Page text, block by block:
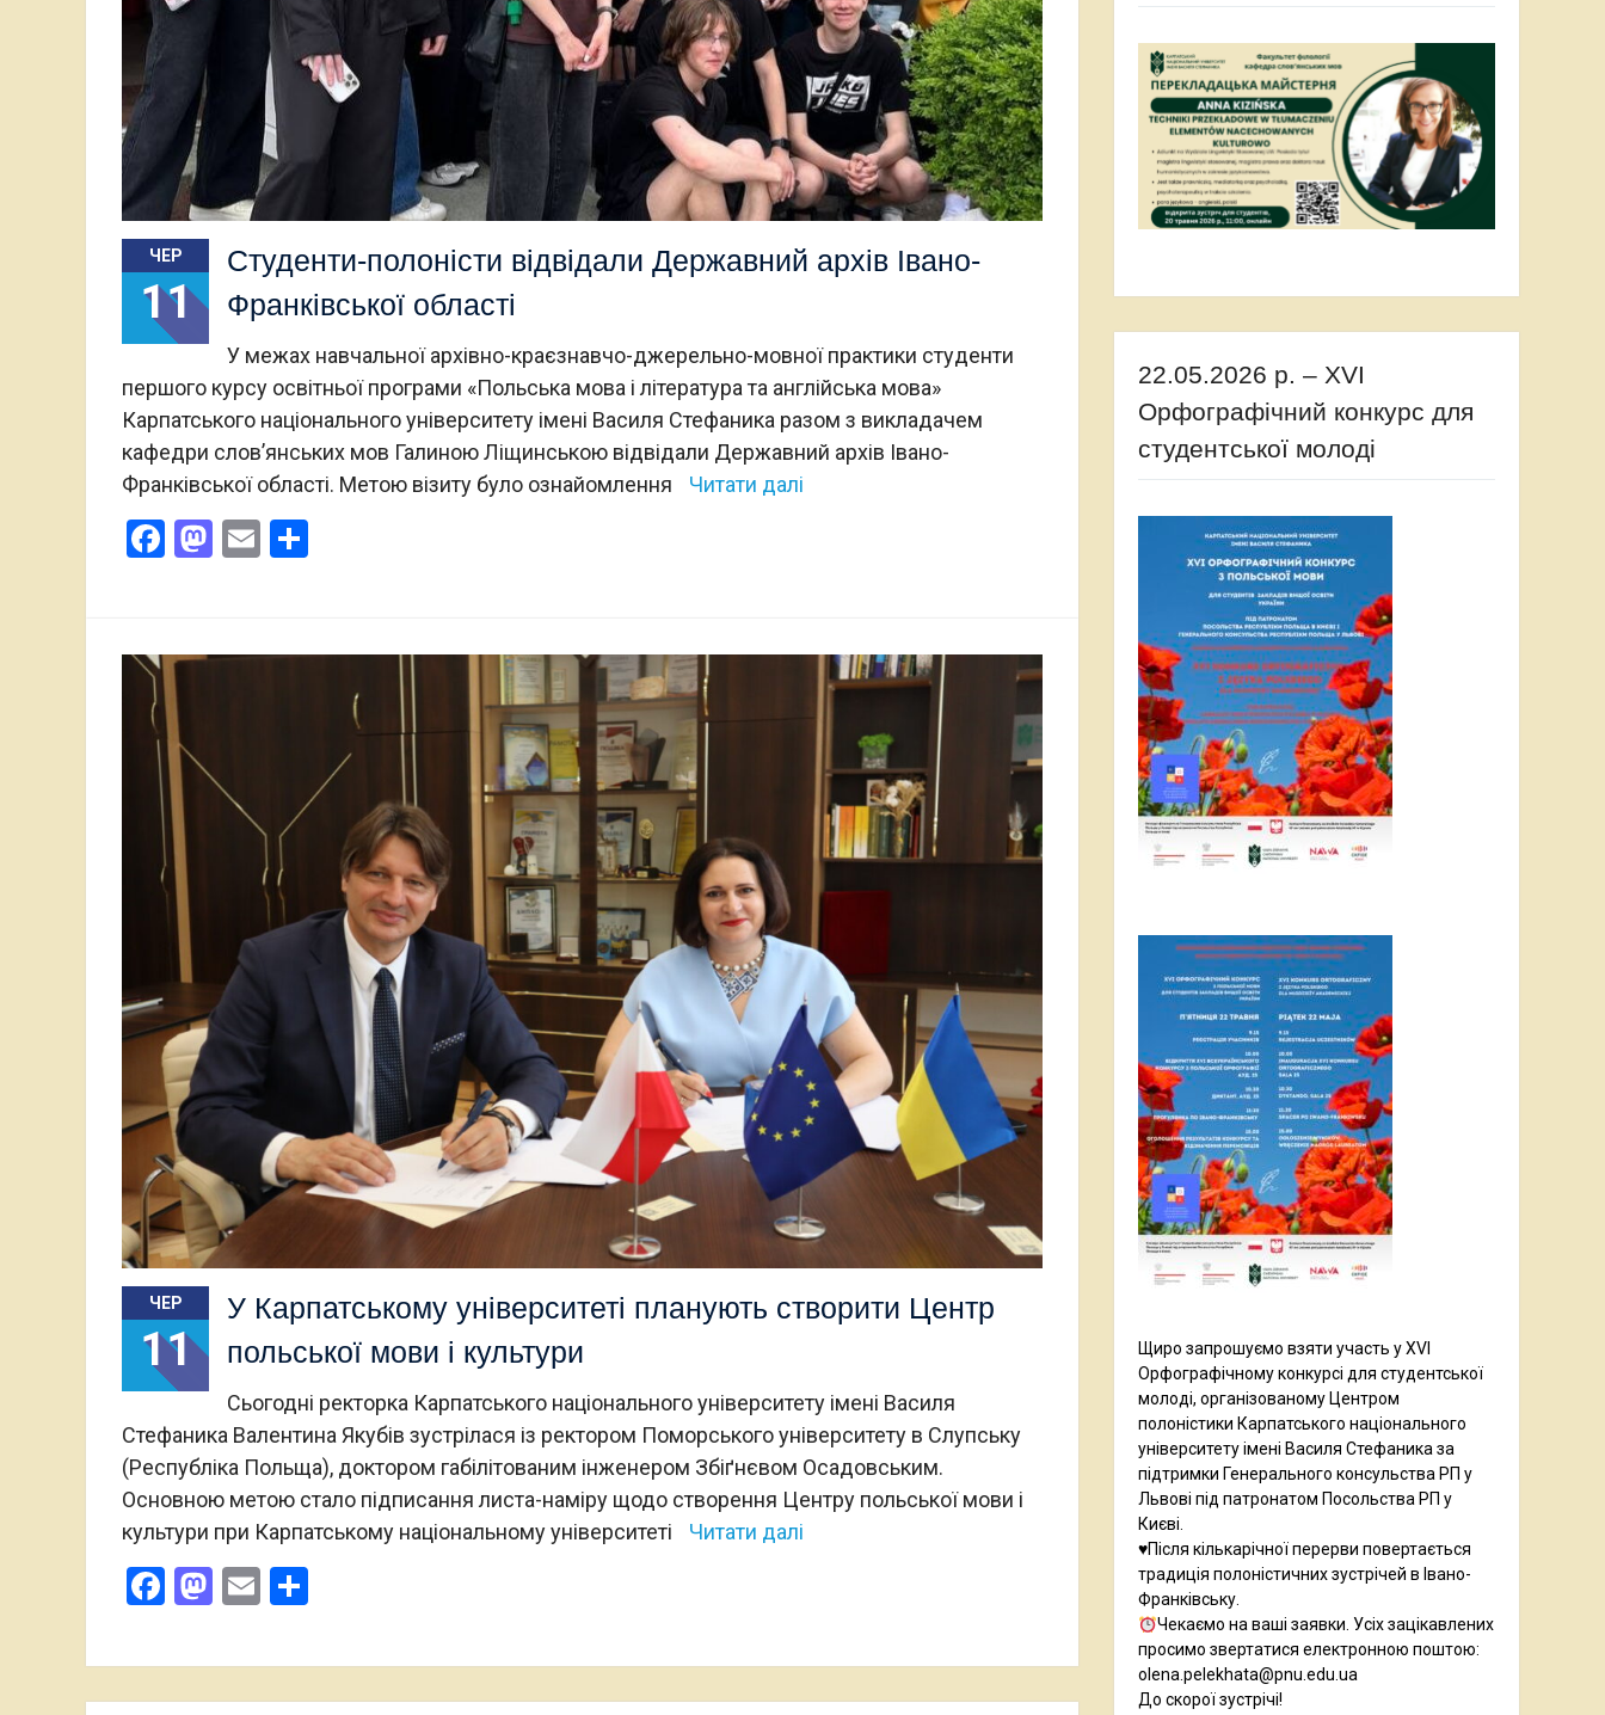
ЧЕР
11
Студенти-полоністи відвідали Державний архів Івано-
Франківської області
У межах навчальної архівно-краєзнавчо-джерельно-мовної практики студенти
першого курсу освітньої програми «Польська мова і література та англійська мова»
Карпатського національного університету імені Василя Стефаника разом з викладачем
кафедри слов’янських мов Галиною Ліщинською відвідали Державний архів Івано-
Франківської області. Метою візиту було ознайомлення
Читати далі
Facebook
Mastodon
Email
ЧЕР
11
У Карпатському університеті планують створити Центр
польської мови і культури
Сьогодні ректорка Карпатського національного університету імені Василя
Стефаника Валентина Якубів зустрілася із ректором Поморського університету в Слупську
(Республіка Польща), доктором габілітованим інженером Збіґнєвом Осадовським.
Основною метою стало підписання листа-наміру щодо створення Центру польської мови і
культури при Карпатському національному університеті
Читати далі
Facebook
Mastodon
Email
22.05.2026 р. – XVI
Орфографічний конкурс для
студентської молоді
Щиро запрошуємо взяти участь у XVI
Орфографічному конкурсі для студентської
молоді, організованому Центром
полоністики Карпатського національного
університету імені Василя Стефаника за
підтримки Генерального консульства РП у
Львові під патронатом Посольства РП у
Києві.
♥️Після кількарічної перерви повертається
традиція полоністичних зустрічей в Івано-
Франківську.
Чекаємо на ваші заявки. Усіх зацікавлених
просимо звертатися електронною поштою:
olena.pelekhata@pnu.edu.ua
До скорої зустрічі!